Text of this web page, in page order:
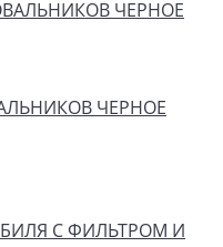
ЧЕРНОЕ